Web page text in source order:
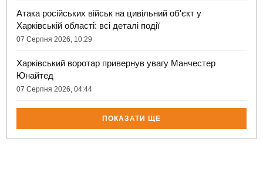
Атака російських військ на цивільний об'єкт у
Харківській області: всі деталі події
07 Серпня 2026, 10:29
Харківський воротар привернув увагу Манчестер
Юнайтед
07 Серпня 2026, 04:44
ПОКАЗАТИ ЩЕ